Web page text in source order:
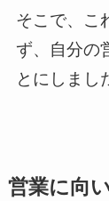
そこで、こ
ず、自分の
とにしまし
営業に向